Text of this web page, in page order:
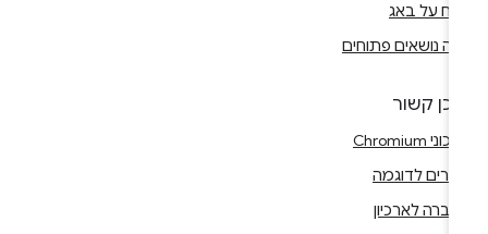
על באג
נושאים פתוחים
קשור
לדוגמה
לארכיון